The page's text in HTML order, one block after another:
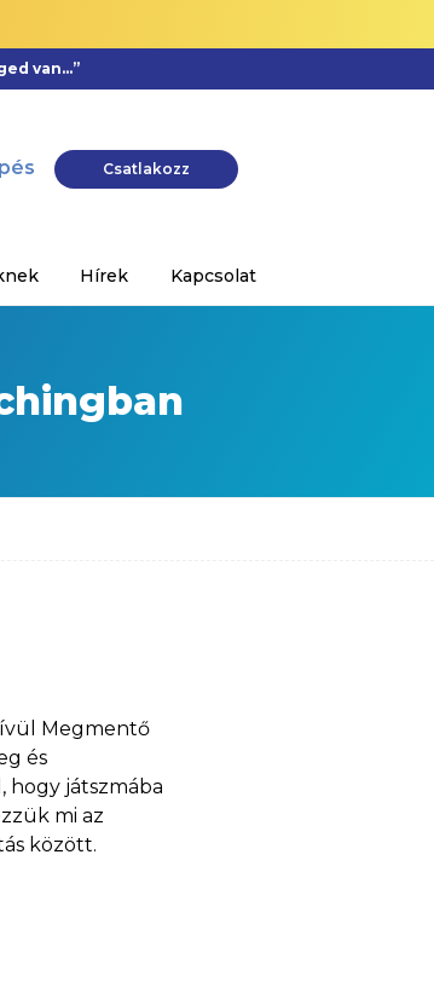
van…”
Csatlakozz
Hírek Kapcsolat
Megmentő
és
hogy játszmába
mi az
között.